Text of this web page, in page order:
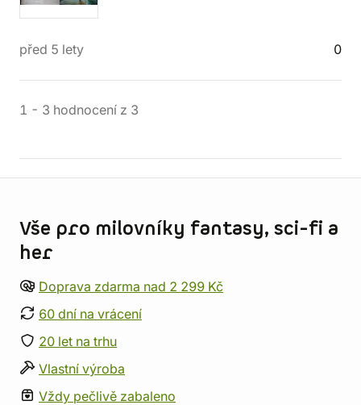
před 5 lety 0
1 - 3 hodnocení z 3
Vše pro milovníky fantasy, sci-fi a
her
Doprava zdarma nad 2 299 Kč
60 dní na vrácení
20 let na trhu
Vlastní výroba
Vždy pečlivě zabaleno